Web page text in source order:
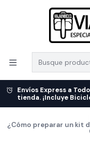
Envíos Express a
tienda. ¡Incluye
¿Cómo preparar un kit